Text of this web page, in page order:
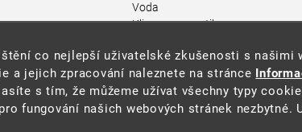
121 111
Voda
Klima a energetika
Odpadové hospodářství
Rizika pro životní prostředí
Stav životního prostředí
Environmentální nástroje
co nejlepší uživatelské zkušenosti s našimi
a jejich zpracování naleznete na stránce
s tím, že můžeme užívat všechny typy
fungování našich webových stránek